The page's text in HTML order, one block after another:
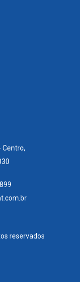
Centro,
reservados